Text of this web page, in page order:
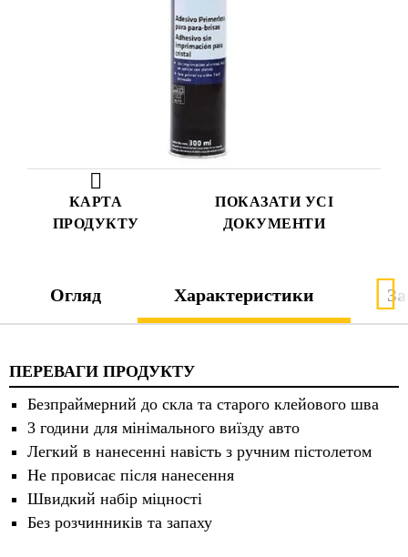
КАРТА
ПРОДУКТУ
ПОКАЗАТИ УСІ
ДОКУМЕНТИ
Огляд Характеристики
ПЕРЕВАГИ ПРОДУКТУ
Безпраймерний до скла та старого клейового шва
3 години для мінімального виїзду авто
Легкий в нанесенні навість з ручним пістолетом
Не провисає після нанесення
Швидкий набір міцності
Без розчинників та запаху